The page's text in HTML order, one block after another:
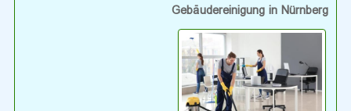
Gebäudereinigung in Nürnberg